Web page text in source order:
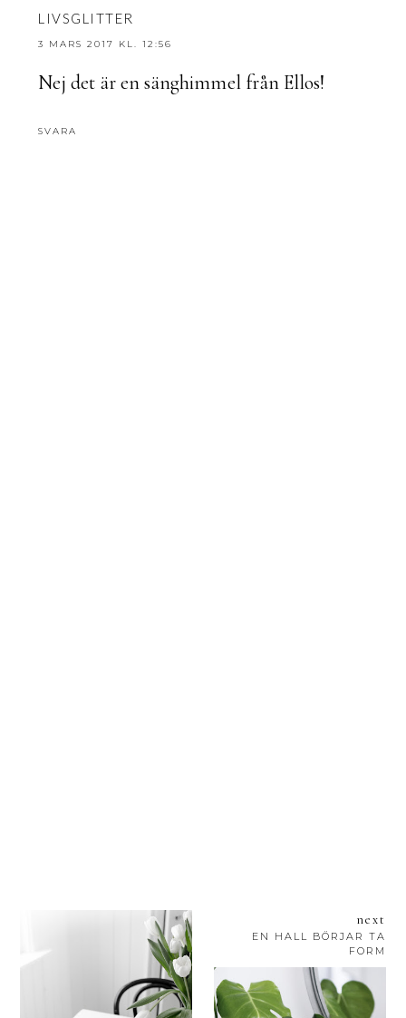
LIVSGLITTER
3 MARS 2017 KL. 12:56
Nej det är en sänghimmel från Ellos!
SVARA
next
EN HALL BÖRJAR TA
FORM